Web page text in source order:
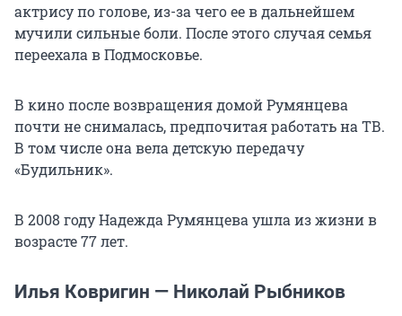
актрису по голове, из-за чего ее в дальнейшем
мучили сильные боли. После этого случая семья
переехала в Подмосковье.
В кино после возвращения домой Румянцева
почти не снималась, предпочитая работать на ТВ.
В том числе она вела детскую передачу
«Будильник».
В 2008 году Надежда Румянцева ушла из жизни в
возрасте 77 лет.
Илья Ковригин — Николай Рыбников